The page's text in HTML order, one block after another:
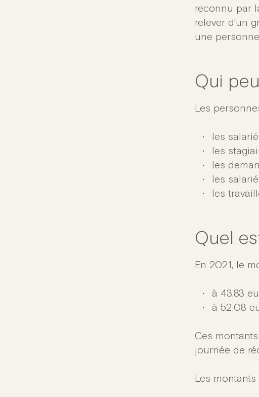
reconnu par
relever d’un
une
Qui
Les
les
les
les
les
les
Quel
En 2021, le
à 43,83
à 52,08
Ces
journée de
Les